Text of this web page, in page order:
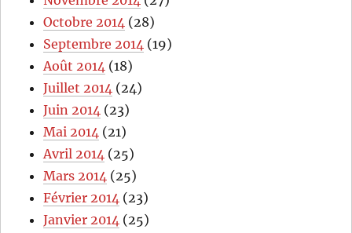
Octobre 2014 (28)
Septembre 2014 (19)
Août 2014 (18)
Juillet 2014 (24)
Juin 2014 (23)
Mai 2014 (21)
Avril 2014 (25)
Mars 2014 (25)
Février 2014 (23)
Janvier 2014 (25)